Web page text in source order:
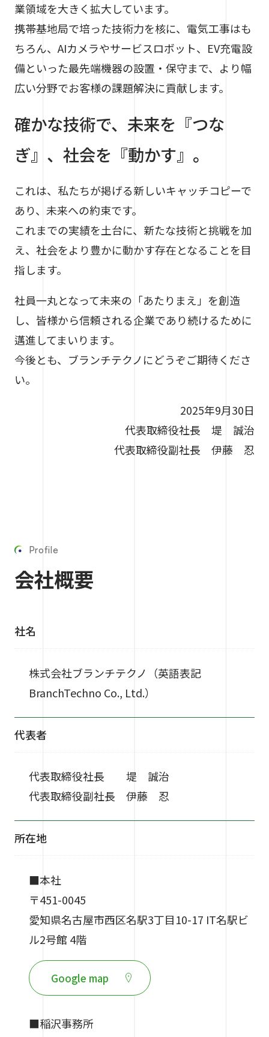
業領域を大きく拡大しています。
携帯基地局で培った技術力を核に、電気工事はも
ちろん、AIカメラやサービスロボット、EV充電設
備といった最先端機器の設置・保守まで、 より幅
広い分野でお客様の課題解決に貢献します。
確かな技術で、未来を『つな
ぎ』、社会を『動かす』。
これは、私たちが掲げる新しいキャッチコピーで
あり、未来への約束です。
これまでの実績を土台に、新たな技術と挑戦を加
え、社会をより豊かに動かす存在となることを目
指します。
社員一丸となって未来の「あたりまえ」を創造
し、皆様から信頼される企業であり続けるために
邁進してまいります。
今後とも、ブランチテクノにどうぞご期待くださ
い。
2025年9月30日
代表取締役社長 堤 誠治
代表取締役副社長 伊藤 忍
Profile
会社概要
社名
株式会社ブランチテクノ（英語表記
BranchTechno Co., Ltd.）
代表者
代表取締役社長 堤 誠治
代表取締役副社長 伊藤 忍
所在地
■本社
〒451-0045
愛知県名古屋市西区名駅3丁目10-17 IT名駅ビ
ル2号館 4階
Google map
■稲沢事務所